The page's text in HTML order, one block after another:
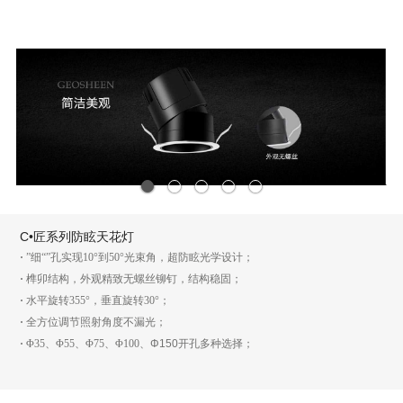
C•匠系列防眩天花灯
·”细“”孔实现10°到50°光束角，超防眩光学设计；
·榫卯结构，外观精致无螺丝铆钉，结构稳固；
·水平旋转355°，垂直旋转30°；
·全方位调节照射角度不漏光；
·Φ35、Φ55、Φ75、Φ100、Φ150开孔多种选择；